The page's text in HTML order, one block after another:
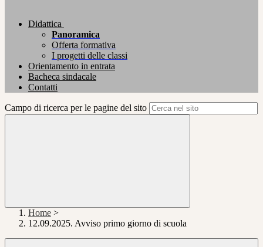
Didattica
Panoramica
Offerta formativa
I progetti delle classi
Orientamento in entrata
Bacheca sindacale
Contatti
Campo di ricerca per le pagine del sito
Home >
12.09.2025. Avviso primo giorno di scuola